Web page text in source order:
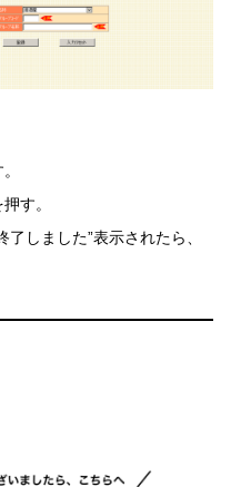
す。
しました”表示されたら、